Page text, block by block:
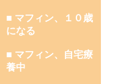
■ マフィン、１０歳
になる
■ マフィン、自宅療
養中